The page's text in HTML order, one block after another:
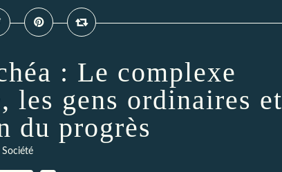
: Le complexe
les gens ordinaires et
du progrès
Société